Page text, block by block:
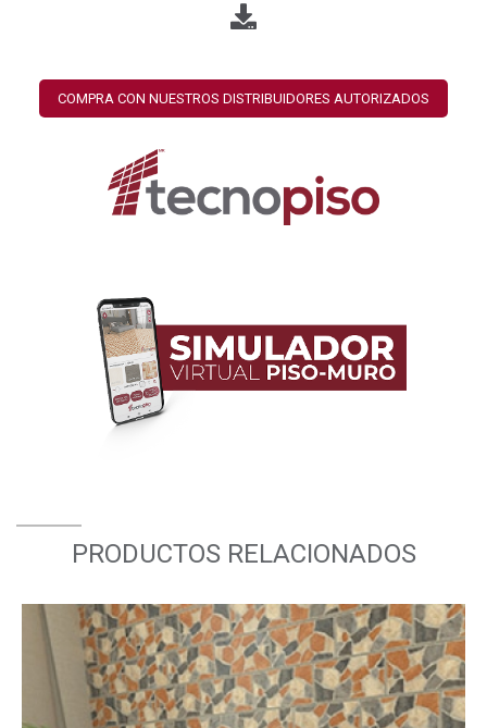
COMPRA CON NUESTROS DISTRIBUIDORES AUTORIZADOS
PRODUCTOS RELACIONADOS